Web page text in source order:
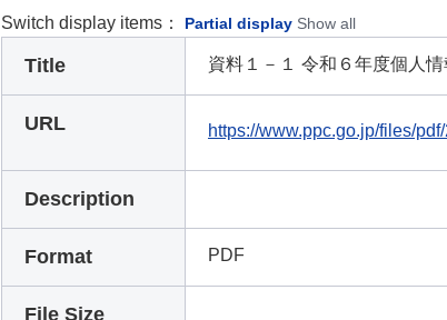
Switch display items： Partial display Show all
Title 資料１－１ 令和６年度個人
URL https://www.ppc.go.jp/files/
Description
Format PDF
File Size